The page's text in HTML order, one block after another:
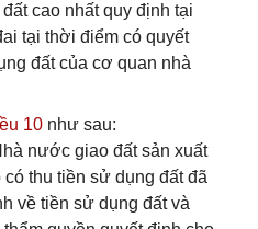
cao nhất quy định tại
tại thời điểm có quyết
đất của cơ quan nhà
10 như sau:
nước giao đất sản xuất
thu tiền sử dụng đất đã
về tiền sử dụng đất và